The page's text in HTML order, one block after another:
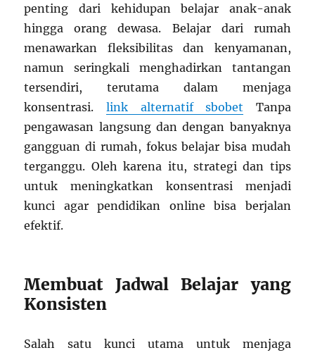
penting dari kehidupan belajar anak-anak
hingga orang dewasa. Belajar dari rumah
menawarkan fleksibilitas dan kenyamanan,
namun seringkali menghadirkan tantangan
tersendiri, terutama dalam menjaga
konsentrasi. link alternatif sbobet Tanpa
pengawasan langsung dan dengan banyaknya
gangguan di rumah, fokus belajar bisa mudah
terganggu. Oleh karena itu, strategi dan tips
untuk meningkatkan konsentrasi menjadi
kunci agar pendidikan online bisa berjalan
efektif.
Membuat Jadwal Belajar yang
Konsisten
Salah satu kunci utama untuk menjaga